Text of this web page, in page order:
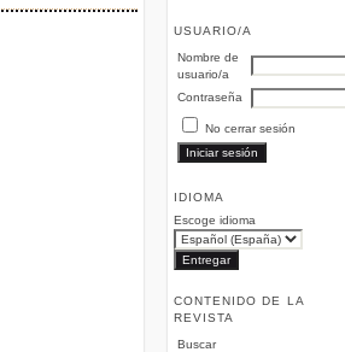
USUARIO/A
Nombre de
usuario/a
Contraseña
No cerrar sesión
IDIOMA
Escoge idioma
CONTENIDO DE LA
REVISTA
Buscar